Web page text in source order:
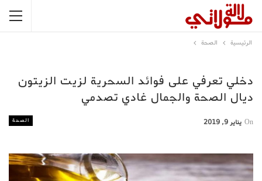
الرئيسية الصحة
دخلي تعرفي على فوائد السحرية لزيت الزيتون
ديال الصحة والجمال غادي تصدمي
الصحة On يناير 9, 2019